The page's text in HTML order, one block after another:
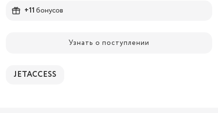
+11бонусов
Узнать о поступлении
JETACCESS